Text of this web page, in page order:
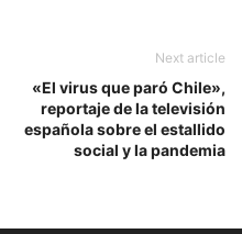
Next article
«El virus que paró Chile»,
reportaje de la televisión
española sobre el estallido
social y la pandemia